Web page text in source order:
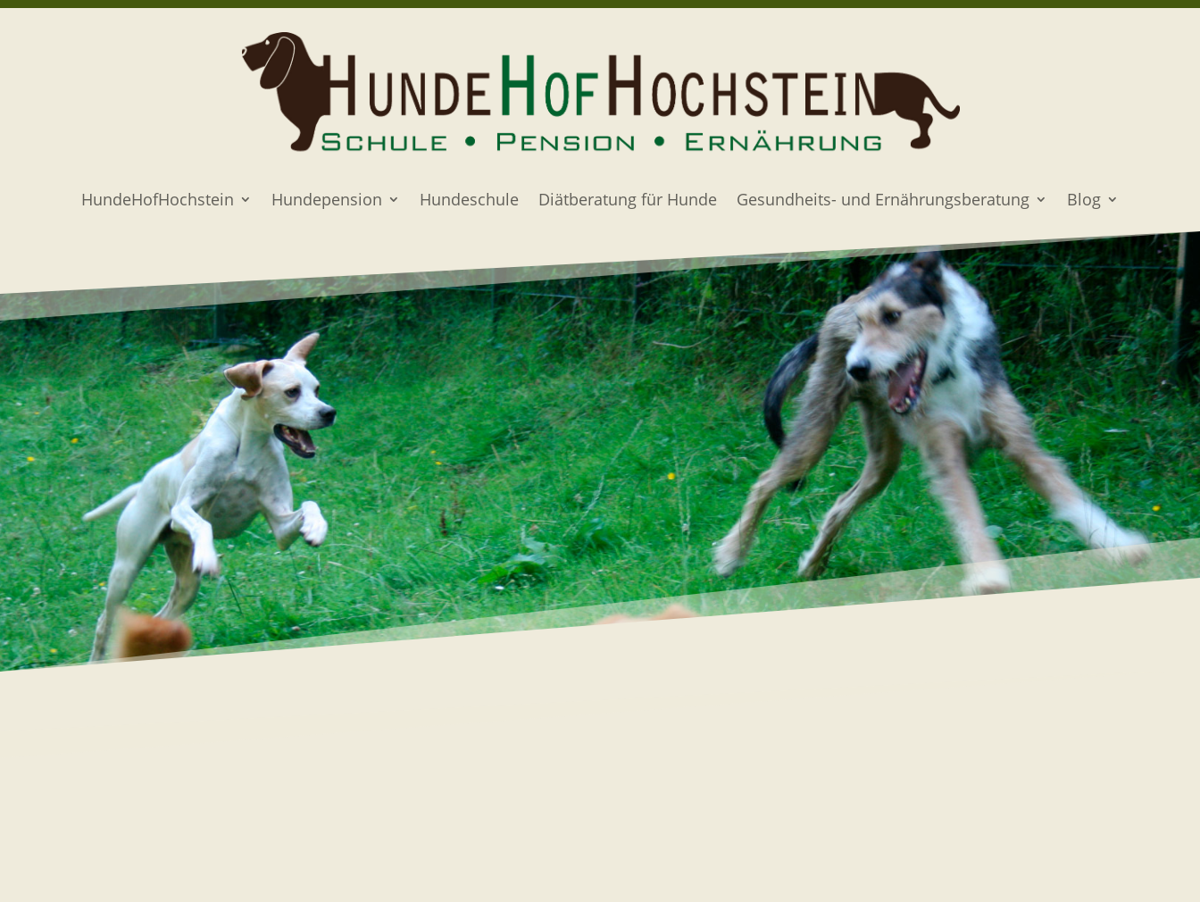
HundeHofHochstein Hundepension Hundeschule Diätberatung für Hunde Gesundheits- und Ernährungsberatung Blog